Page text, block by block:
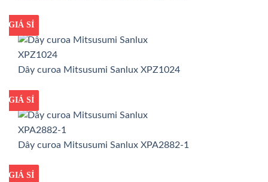
GIÁ TỐT
GIÁ SỈ
Dây curoa Mitsusumi Sanlux XPZ1024
GIÁ TỐT
GIÁ SỈ
Dây curoa Mitsusumi Sanlux XPA2882-1
GIÁ TỐT
GIÁ SỈ